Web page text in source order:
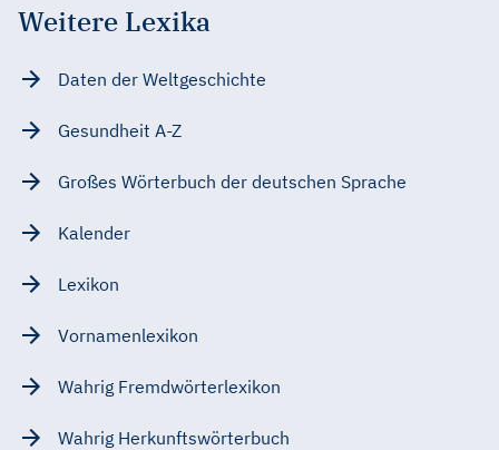
Weitere Lexika
Daten der Weltgeschichte
Gesundheit A-Z
Großes Wörterbuch der deutschen Sprache
Kalender
Lexikon
Vornamenlexikon
Wahrig Fremdwörterlexikon
Wahrig Herkunftswörterbuch